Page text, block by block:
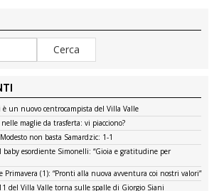
è un nuovo centrocampista del Villa Valle
maglie da trasferta: vi piacciono?
non basta Samardzic: 1-1
esordiente Simonelli: “Gioia e gratitudine per
Primavera (1): “Pronti alla nuova avventura coi nostri valori”
del Villa Valle torna sulle spalle di Giorgio Siani